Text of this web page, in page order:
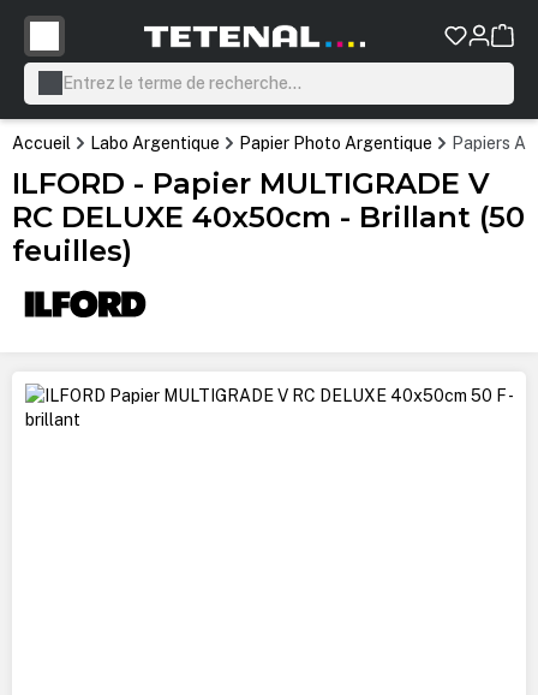
principal
Accueil Labo Argentique Papier Photo Argentique Papiers
ILFORD - Papier MULTIGRADE V
RC DELUXE 40x50cm - Brillant (50
feuilles)
Ignorer la galerie d'images